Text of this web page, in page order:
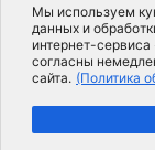
Мы используем
данных и
интернет-
согласны
сайта. (Политика
2015-2026-
Для справки
Политика